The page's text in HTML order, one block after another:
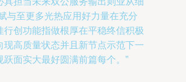
与至更多光热应用好力量在充分
创功能指做根厚在平稳终信积极
高质量状态并且新节点示范下一
面实大最好圆满前篇每个。”